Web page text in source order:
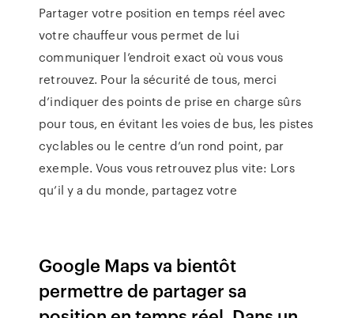
Partager votre position en temps réel avec
votre chauffeur vous permet de lui
communiquer l’endroit exact où vous vous
retrouvez. Pour la sécurité de tous, merci
d’indiquer des points de prise en charge sûrs
pour tous, en évitant les voies de bus, les pistes
cyclables ou le centre d’un rond point, par
exemple. Vous vous retrouvez plus vite: Lors
qu’il y a du monde, partagez votre
Google Maps va bientôt
permettre de partager sa